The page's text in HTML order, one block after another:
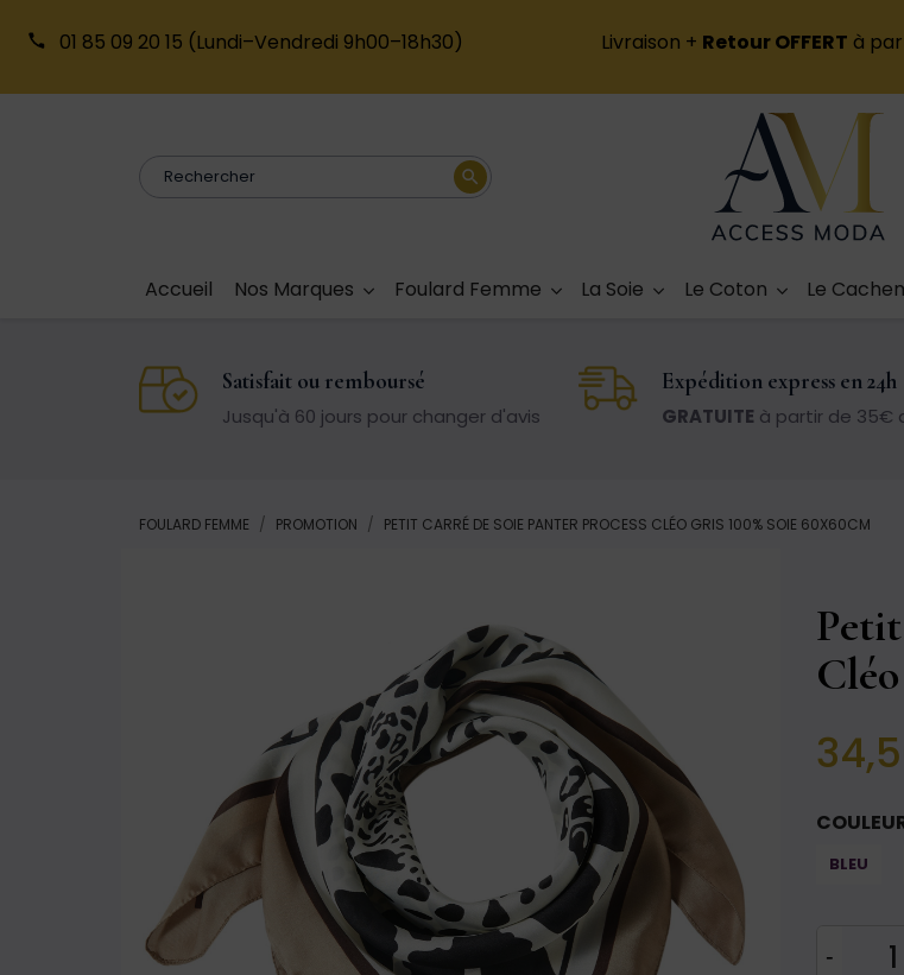
01 85 09 20 15 (Lundi–Vendredi 9h00–18h30) Livraison + Retour OFFERT à
search
Accueil Nos Marques Foulard Femme La Soie Le Coton Le
Satisfait ou remboursé
Jusqu'à 60 jours pour changer d'avis
Expédition express en 24h
GRATUITE à partir de 35€
FOULARD FEMME PROMOTION PETIT CARRÉ DE SOIE PANTER PROCESS CLÉO GRIS 100% SOIE 60X60CM
BLEU